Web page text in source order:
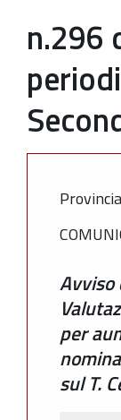
n.296
Avviso
per
sul T.